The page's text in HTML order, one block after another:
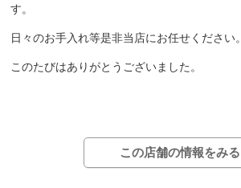
す。
日々のお手入れ等是非当店にお任せください。
このたびはありがとうございました。
この店舗の情報をみる